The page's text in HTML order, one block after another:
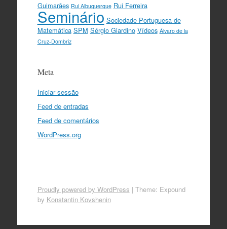
Guimarães Rui Albuquerque Rui Ferreira
Seminário Sociedade Portuguesa de
Matemática SPM Sérgio Giardino Vídeos Álvaro de la
Cruz-Dombriz
Meta
Iniciar sessão
Feed de entradas
Feed de comentários
WordPress.org
Proudly powered by WordPress | Theme: Expound
by Konstantin Kovshenin